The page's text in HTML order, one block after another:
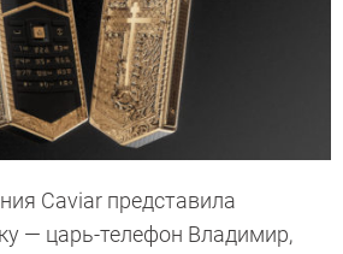
Caviar представила
— царь-телефон Владимир,